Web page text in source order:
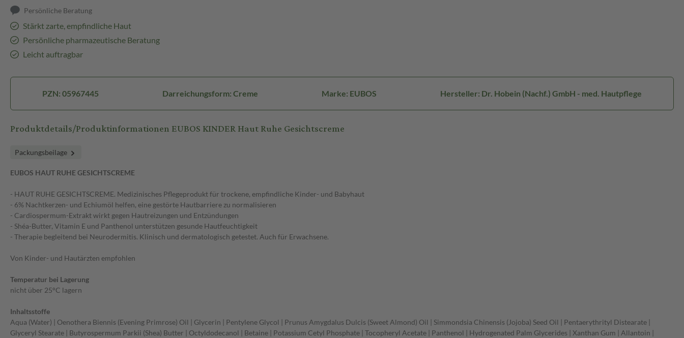
Persönliche Beratung
Stärkt zarte, empfindliche Haut
Persönliche pharmazeutische Beratung
Leicht auftragbar
PZN: 05967445 Darreichungsform: Creme Marke: EUBOS Hersteller: Dr. Hobein (Nachf.) GmbH - med. Hautpflege
Produktdetails/Produktinformationen EUBOS KINDER Haut Ruhe Gesichtscreme
Packungsbeilage
EUBOS HAUT RUHE GESICHTSCREME
- HAUT RUHE GESICHTSCREME. Medizinisches Pflegeprodukt für trockene, empfindliche Kinder- und Babyhaut
- 6% Nachtkerzen- und Echiumöl helfen, eine gestörte Hautbarriere zu normalisieren
- Cardiospermum-Extrakt wirkt gegen Hautreizungen und Entzündungen
- Shéa-Butter, Vitamin E und Panthenol unterstützen gesunde Hautfeuchtigkeit
- Therapie begleitend bei Neurodermitis. Klinisch und dermatologisch getestet. Auch für Erwachsene.
Von Kinder- und Hautärzten empfohlen
Temperatur bei Lagerung
nicht über 25°C lagern
Inhaltsstoffe
Aqua (Water) | Oenothera Biennis (Evening Primrose) Oil | Glycerin | Pentylene Glycol | Prunus Amygdalus Dulcis (Sweet Almond) Oil | Simmondsia Chinensis (Jojoba) Seed Oil | Pentaerythrityl Distearate |
Glyceryl Stearate | Butyrospermum Parkii (Shea) Butter | Octyldodecanol | Betaine | Potassium Cetyl Phosphate | Tocopheryl Acetate | Panthenol | Hydrogenated Palm Glycerides | Xanthan Gum | Allantoin |